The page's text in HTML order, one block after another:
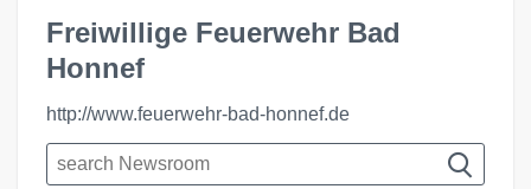
Freiwillige Feuerwehr Bad
Honnef
http://www.feuerwehr-bad-honnef.de